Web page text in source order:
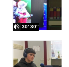
30′ 30″